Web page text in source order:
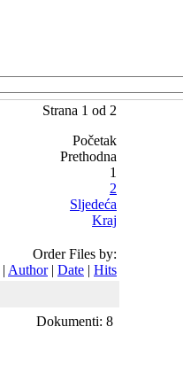
Strana 1 od 2
Početak
Prethodna
1
2
Sljedeća
Kraj
Order Files by:
| Author| Date | Hits
Dokumenti: 8